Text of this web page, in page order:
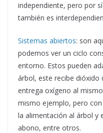
independiente, pero por
también es
Sistemas abiertos: son
podemos ver un ciclo
entorno. Estos pueden
árbol, este recibe dióxido
entrega oxígeno al
mismo ejemplo, pero
la alimentación al árbol y
abono, entre otros.